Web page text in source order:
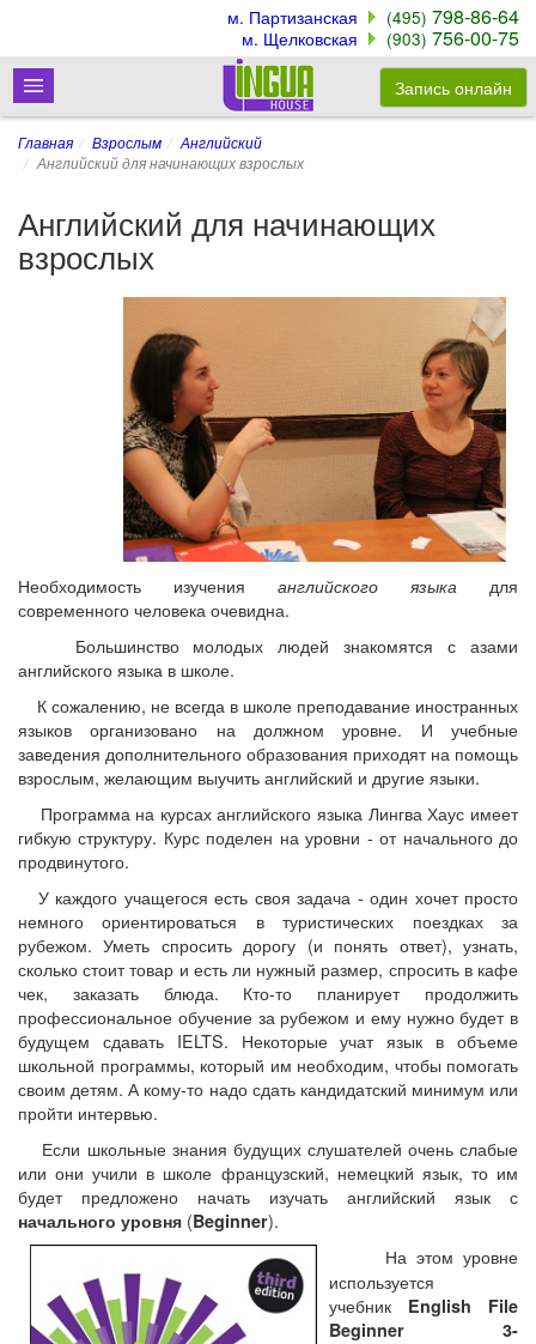
Главная Взрослым
Английский
Английский для начинающих взрослых
Английский для начинающих
взрослых
Необходимость изучения английского языка для
современного человека очевидна.
Большинство молодых людей знакомятся с азами
английского языка в школе.
К сожалению, не всегда в школе преподавание иностранных
языков организовано на должном уровне. И учебные
заведения дополнительного образования приходят на помощь
взрослым, желающим выучить английский и другие языки.
Программа на курсах английского языка Лингва Хаус имеет
гибкую структуру. Курс поделен на уровни - от начального до
продвинутого.
У каждого учащегося есть своя задача - один хочет просто
немного ориентироваться в туристических поездках за
рубежом. Уметь спросить дорогу (и понять ответ), узнать,
сколько стоит товар и есть ли нужный размер, спросить в кафе
чек, заказать блюда. Кто-то планирует продолжить
профессиональное обучение за рубежом и ему нужно будет в
будущем сдавать IELTS. Некоторые учат язык в объеме
школьной программы, который им необходим, чтобы помогать
своим детям. А кому-то надо сдать кандидатский минимум или
пройти интервью.
Если школьные знания будущих слушателей очень слабые
или они учили в школе французский, немецкий язык, то им
будет предложено начать изучать английский язык с
начального уровня (Beginner).
На этом уровне
используется
учебник English File
Beginner 3-
Запись онлайн
м. Партизанская (495) 798-86-64
м. Щелковская (903) 756-00-75